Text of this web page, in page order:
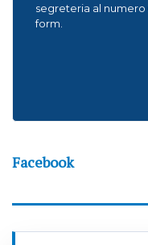
segreteria al numero
form.
Facebook